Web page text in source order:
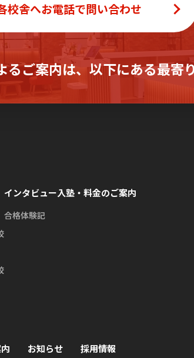
校舎へお電話で問い合わせ
ご案内は、以下にある最寄
インタビュー
合格体験記
入塾・料金のご案内
お知らせ 採用情報